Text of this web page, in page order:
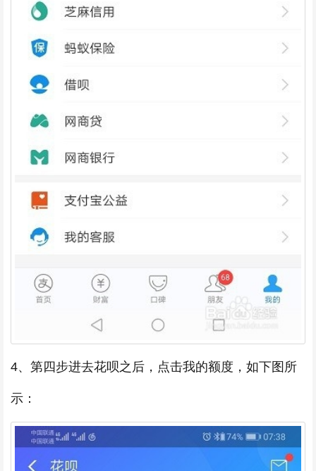
4、第四步进去花呗之后，点击我的额度，如下图所
示：